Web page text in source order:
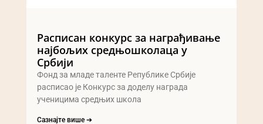
Расписан конкурс за награђивање
најбољих средњошколаца у
Србији
Фонд за младе таленте Републике Србије
расписао је Конкурс за доделу награда
ученицима средњих школа
Сазнајте више ➔